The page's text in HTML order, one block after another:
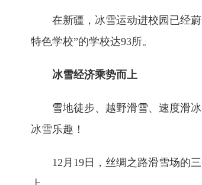
在新疆，冰雪运动进校园已经蔚
特色学校”的学校达93所。
冰雪经济乘势而上
雪地徒步、越野滑雪、速度滑冰
冰雪乐趣！
12月19日，丝绸之路滑雪场的三